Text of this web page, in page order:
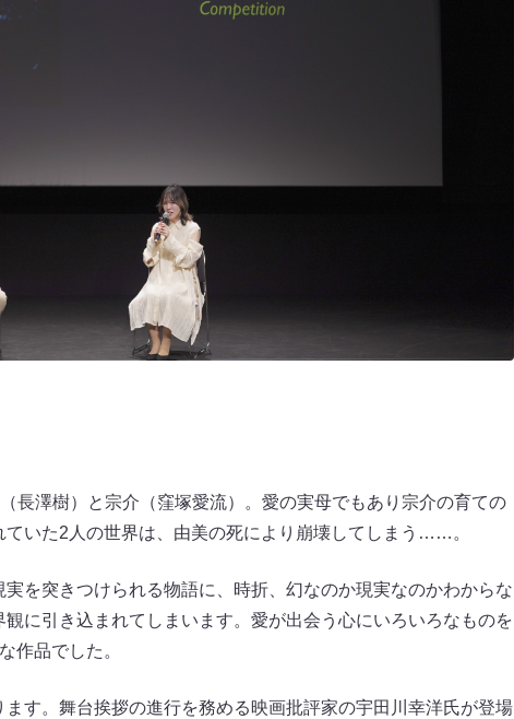
長澤樹）と宗介（窪塚愛流）。愛の実母でもあり宗介の育ての
いた2人の世界は、由美の死により崩壊してしまう……。
を突きつけられる物語に、時折、幻なのか現実なのかわからな
に引き込まれてしまいます。愛が出会う心にいろいろなものを
作品でした。
す。舞台挨拶の進行を務める映画批評家の宇田川幸洋氏が登場